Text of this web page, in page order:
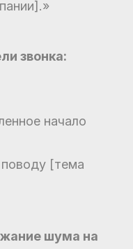
звонка:
начало
[тема
шума на